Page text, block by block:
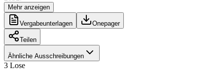
Mehr anzeigen
Vergabeunterlagen Onepager
Teilen
Ähnliche Ausschreibungen
3 Lose